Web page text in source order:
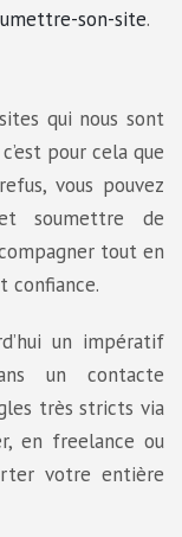
son-site.
qui nous sont
pour cela que
vous pouvez
soumettre de
tout en
confiance.
un impératif
un contacte
très stricts via
en freelance ou
votre entière